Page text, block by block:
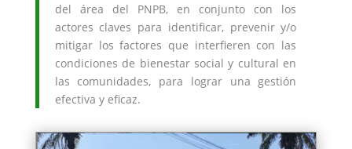
del área del PNPB, en conjunto con los
actores claves para identificar, prevenir y/o
mitigar los factores que interfieren con las
condiciones de bienestar social y cultural en
las comunidades, para lograr una gestión
efectiva y eficaz.